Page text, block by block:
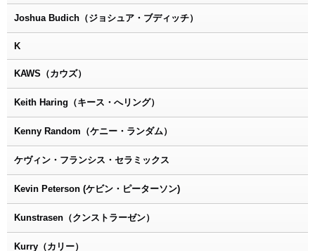
Joshua Budich（ジョシュア・ブディッチ）
K
KAWS（カウズ）
Keith Haring（キース・へリング）
Kenny Random（ケニー・ランダム）
ケヴィン・フランシス・セラミックス
Kevin Peterson (ケビン・ピーターソン)
Kunstrasen（クンストラーゼン）
Kurry（カリー）